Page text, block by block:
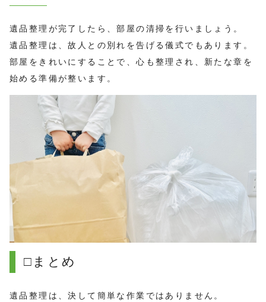
遺品整理が完了したら、部屋の清掃を行いましょう。
遺品整理は、故人との別れを告げる儀式でもあります。
部屋をきれいにすることで、心も整理され、新たな章を
始める準備が整います。
□まとめ
遺品整理は、決して簡単な作業ではありません。